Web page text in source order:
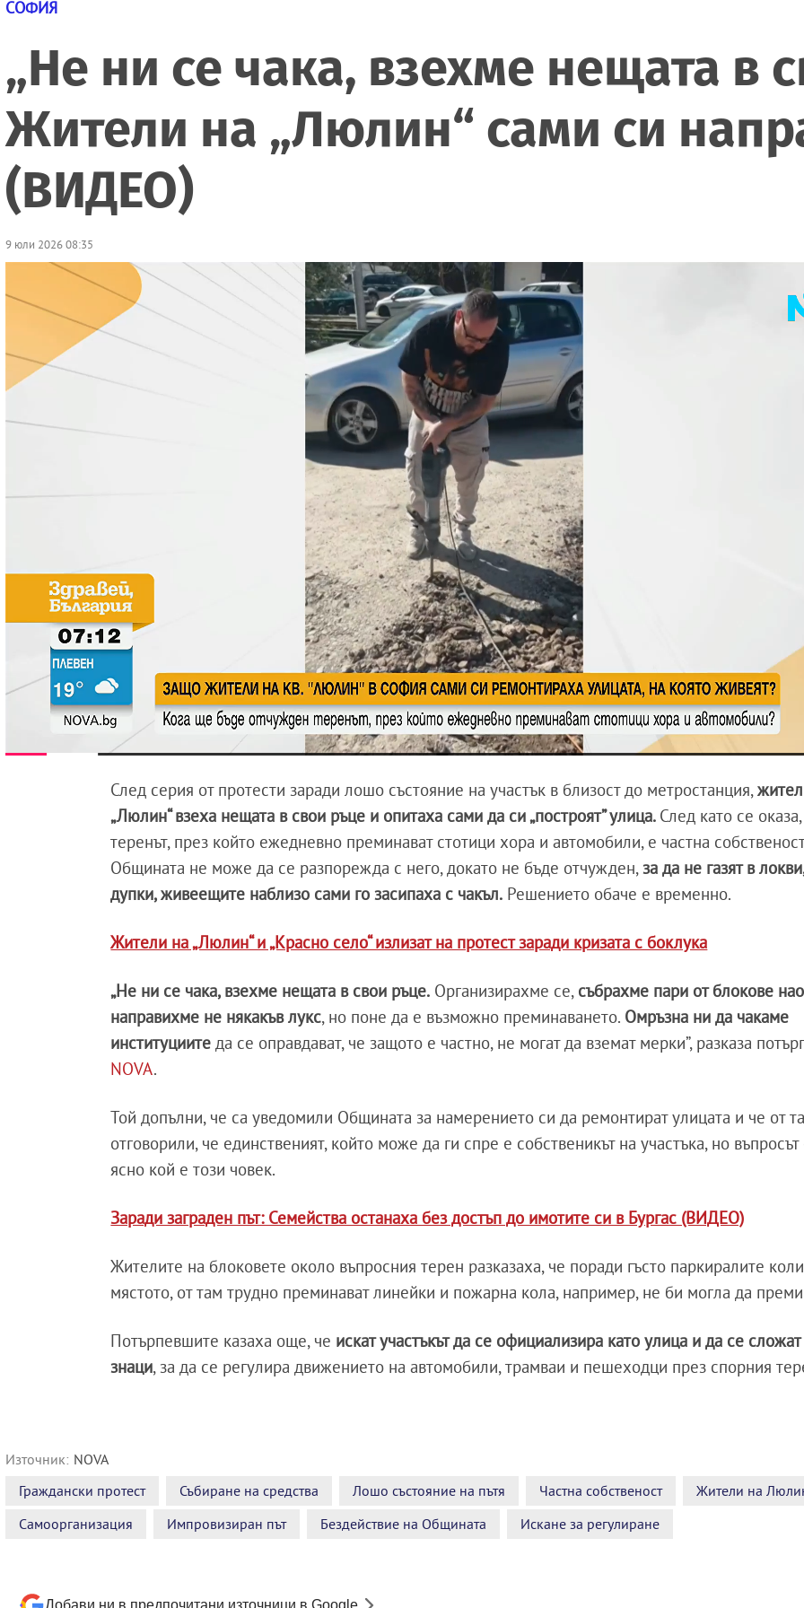
СОФИЯ
„Не ни се чака, взехме нещата в
Жители на „Люлин“ сами си
(ВИДЕО)
9 юли 2026 08:35
След серия от протести заради лошо състояние на участък в близост до метростанция,
„Люлин“ взеха нещата в свои ръце и опитаха сами да си „построят” улица. След като се
теренът, през който ежедневно преминават стотици хора и автомобили, е частна
Общината не може да се разпорежда с него, докато не бъде отчужден,за да не газят в
дупки, живеещите наблизо сами го засипаха с чакъл. Решението обаче е временно.
Жители на „Люлин“ и „Красно село“ излизат на протест заради кризата с боклука
„Не ни се чака, взехме нещата в свои ръце. Организирахме се, събрахме пари от блокове
направихме не някакъв лукс, но поне да е възможно преминаването. Омръзна ни да чакаме
институциитеда се оправдават, че защото е частно, не могат да вземат мерки”, разказа
NOVA.
Той допълни, че са уведомили Общината за намерението си да ремонтират улицата и че от
отговорили, че единственият, който може да ги спре е собственикът на участъка, но
ясно кой е този човек.
Заради заграден път: Семейства останаха без достъп до имотите си в Бургас (ВИДЕО)
Жителите на блоковете около въпросния терен разказаха, че поради гъсто паркиралите
мястото, от там трудно преминават линейки и пожарна кола, например, не би могла да
Потърпевшите казаха още, че искат участъкът да се официализира като улица и да се
знаци, за да се регулира движението на автомобили, трамваи и пешеходци през спорния
Източник: NOVA
Граждански протест
Събиране на средства Лошо състояние на пътя Частна собственост
Жители на
Самоорганизация
Импровизиран път Бездействие на Общината Искане за регулиране